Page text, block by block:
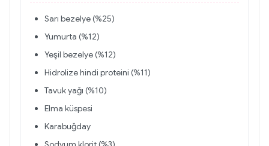
Sarı bezelye (%25)
Yumurta (%12)
Yeşil bezelye (%12)
Hidrolize hindi proteini (%11)
Tavuk yağı (%10)
Elma küspesi
Karabuğday